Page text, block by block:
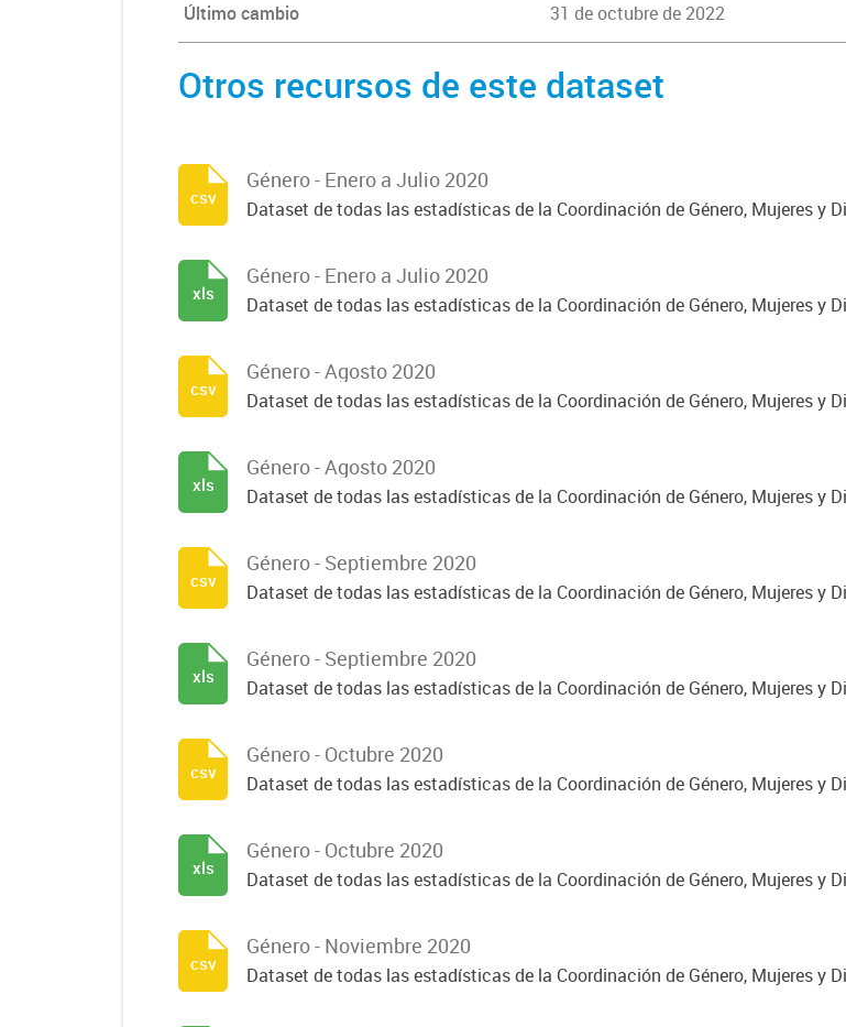
Último cambio 31 de octubre de 2022
Otros recursos de este dataset
Género - Enero a Julio 2020
Dataset de todas las estadísticas de la Coordinación de Género, Mujeres y
csv
Género - Enero a Julio 2020
Dataset de todas las estadísticas de la Coordinación de Género, Mujeres y
xls
Género - Agosto 2020
Dataset de todas las estadísticas de la Coordinación de Género, Mujeres y
csv
Género - Agosto 2020
Dataset de todas las estadísticas de la Coordinación de Género, Mujeres y
xls
Género - Septiembre 2020
Dataset de todas las estadísticas de la Coordinación de Género, Mujeres y
csv
Género - Septiembre 2020
Dataset de todas las estadísticas de la Coordinación de Género, Mujeres y
xls
Género - Octubre 2020
Dataset de todas las estadísticas de la Coordinación de Género, Mujeres y
csv
Género - Octubre 2020
Dataset de todas las estadísticas de la Coordinación de Género, Mujeres y
xls
Género - Noviembre 2020
Dataset de todas las estadísticas de la Coordinación de Género, Mujeres y
csv